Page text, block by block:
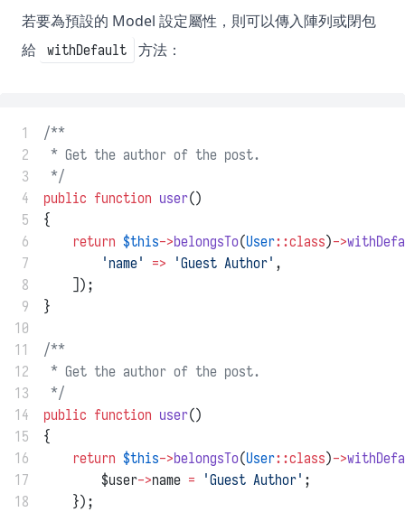
若要為預設的 Model 設定屬性，則可以傳入陣列或閉包
給 withDefault 方法：
1
/**
2
* Get the author of the post.
3
*/
4
public function user()
5
{
6
return $this->belongsTo(User::class)->
7
'name' => 'Guest Author' ,
8
    ]);
9
}
10
11
/**
12
* Get the author of the post.
13
*/
14
public function user()
15
{
16
return $this->belongsTo(User::class)->
17
        $user
->name = 'Guest Author' ;
18
    });